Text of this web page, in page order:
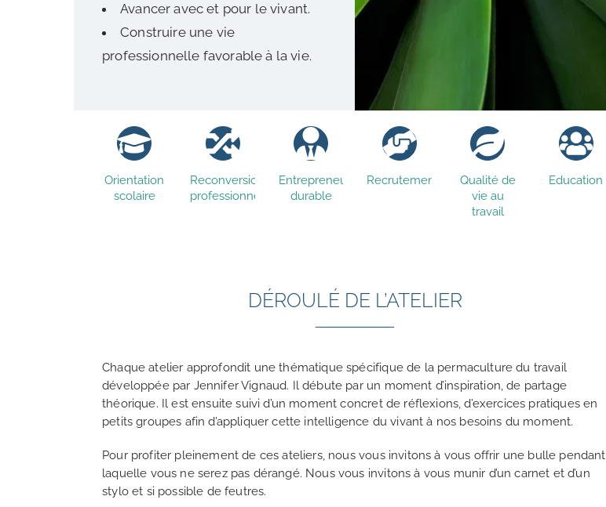
Avancer avec et pour le vivant.
Construire une vie
professionnelle favorable à la vie.
Orientation
scolaire
Reconversion
professionnelle
Entrepreneuriat
durable
Recrutement
Qualité de
vie au
travail
Education
DÉROULÉ DE L’ATELIER
Chaque atelier approfondit une thématique spécifique de la permaculture du travail
développée par Jennifer Vignaud. Il débute par un moment d’inspiration, de partage
théorique. Il est ensuite suivi d’un moment concret de réflexions, d’exercices pratiques en
petits groupes afin d’appliquer cette intelligence du vivant à nos besoins du moment.
Pour profiter pleinement de ces ateliers, nous vous invitons à vous offrir une bulle pendant
laquelle vous ne serez pas dérangé. Nous vous invitons à vous munir d’un carnet et d’un
stylo et si possible de feutres.